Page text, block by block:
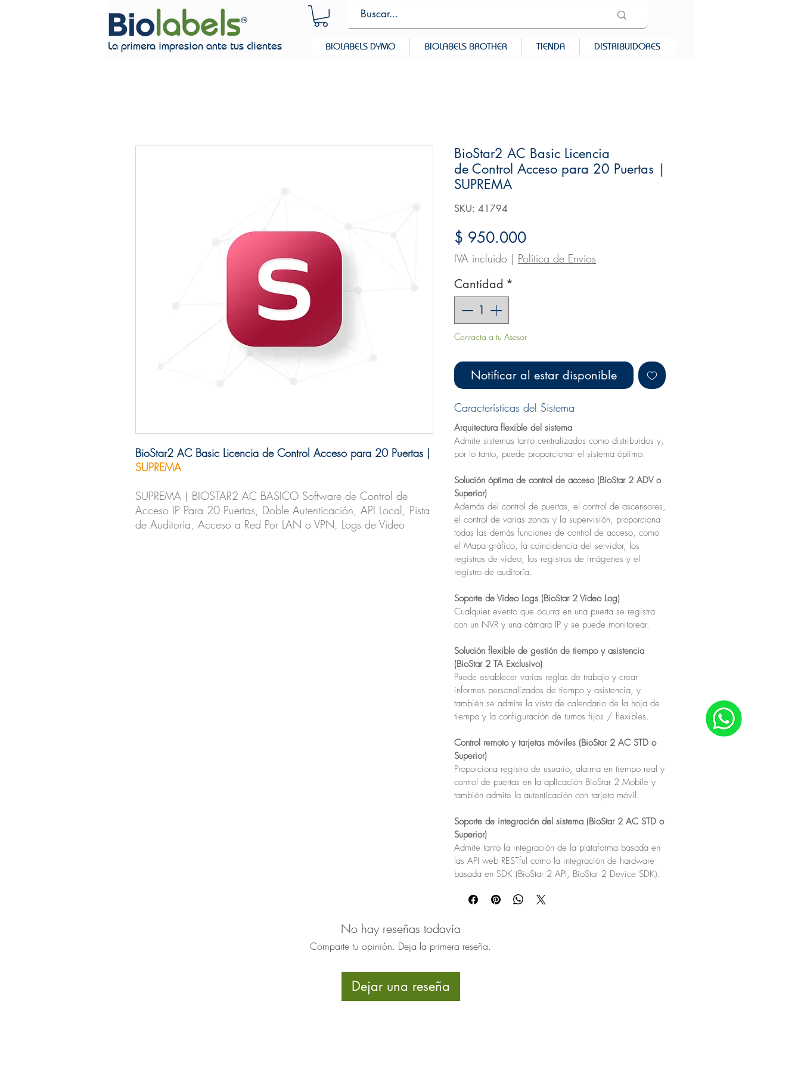
La primera impresion ante tus clientes BIOLABELS DYMO BIOLABELS BROTHER TIENDA DISTRIBUIDORES
BioStar2 AC Basic Licencia de Control Acceso para 20 Puertas |
SUPREMA
SUPREMA | BIOSTAR2 AC BASICO Software de Control de
Acceso IP Para 20 Puertas, Doble Autenticación, API Local, Pista
de Auditoría, Acceso a Red Por LAN o VPN, Logs de Video
BioStar2 AC Basic Licencia
de Control Acceso para 20 Puertas |
SUPREMA
SKU: 41794
$ 950.000Precio
IVA incluido | Política de Envíos
Cantidad *
Contacta a tu Asesor
Notificar al estar disponible
Características del Sistema
Arquitectura flexible del sistema
Admite sistemas tanto centralizados como distribuidos y,
por lo tanto, puede proporcionar el sistema óptimo.
Solución óptima de control de acceso (BioStar 2 ADV o
Superior)
Además del control de puertas, el control de ascensores,
el control de varias zonas y la supervisión, proporciona
todas las demás funciones de control de acceso, como
el Mapa gráfico, la coincidencia del servidor, los
registros de video, los registros de imágenes y el
registro de auditoría.
Soporte de Video Logs (BioStar 2 Video Log)
Cualquier evento que ocurra en una puerta se registra
con un NVR y una cámara IP y se puede monitorear.
Solución flexible de gestión de tiempo y asistencia
(BioStar 2 TA Exclusivo)
Puede establecer varias reglas de trabajo y crear
informes personalizados de tiempo y asistencia, y
también se admite la vista de calendario de la hoja de
tiempo y la configuración de turnos fijos / flexibles.
Control remoto y tarjetas móviles (BioStar 2 AC STD o
Superior)
Proporciona registro de usuario, alarma en tiempo real y
control de puertas en la aplicación BioStar 2 Mobile y
también admite la autenticación con tarjeta móvil.
Soporte de integración del sistema (BioStar 2 AC STD o
Superior)
Admite tanto la integración de la plataforma basada en
las API web RESTful como la integración de hardware
basada en SDK (BioStar 2 API, BioStar 2 Device SDK).
No hay reseñas todavía
Comparte tu opinión. Deja la primera reseña.
Dejar una reseña